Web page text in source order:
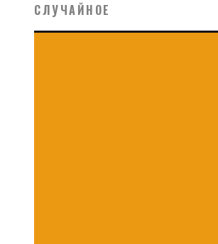
СЛУЧАЙНОЕ